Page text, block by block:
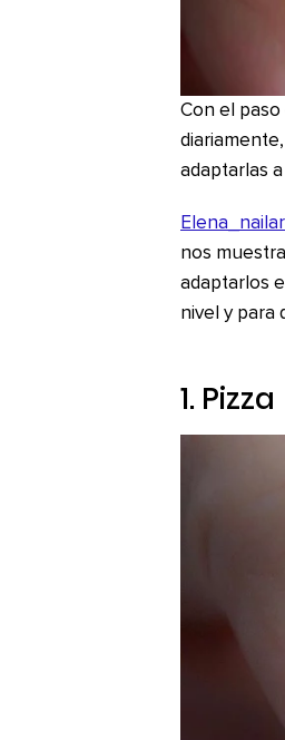
Con el paso
adaptarlas
nos
adaptarlos
nivel y para
1. Pizza